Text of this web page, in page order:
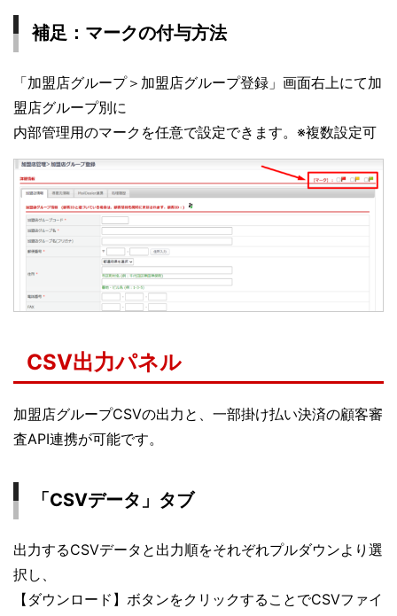
補足：マークの付与方法
「加盟店グループ＞加盟店グループ登録」画面右上にて加
盟店グループ別に
内部管理用のマークを任意で設定できます。※複数設定可
CSV出力パネル
加盟店グループCSVの出力と、一部掛け払い決済の顧客審
査API連携が可能です。
「CSVデータ」タブ
出力するCSVデータと出力順をそれぞれプルダウンより選
択し、
【ダウンロード】ボタンをクリックすることでCSVファイ